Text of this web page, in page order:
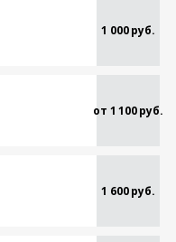
1 000 руб.
от 1 100 руб.
1 600 руб.